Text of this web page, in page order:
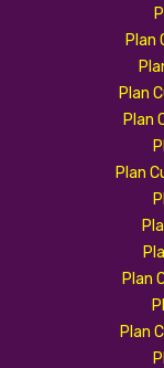
Plan
Plan
Plan
Plan
Plan
Plan